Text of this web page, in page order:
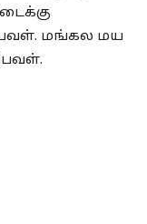
மங்கல மய